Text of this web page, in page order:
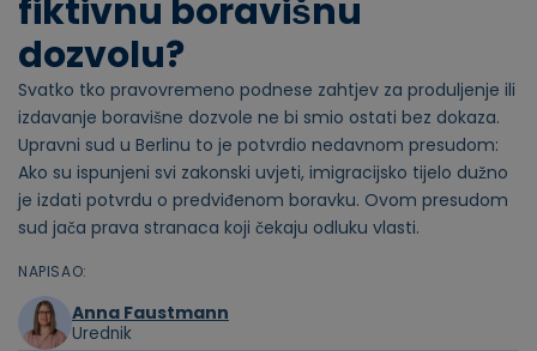
fiktivnu boravišnu
dozvolu?
Svatko tko pravovremeno podnese zahtjev za produljenje ili
izdavanje boravišne dozvole ne bi smio ostati bez dokaza.
Upravni sud u Berlinu to je potvrdio nedavnom presudom:
Ako su ispunjeni svi zakonski uvjeti, imigracijsko tijelo dužno
je izdati potvrdu o predviđenom boravku. Ovom presudom
sud jača prava stranaca koji čekaju odluku vlasti.
NAPISAO:
Anna Faustmann
Urednik